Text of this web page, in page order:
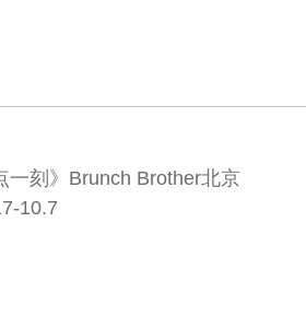
一刻》Brunch Brother北京
10.7